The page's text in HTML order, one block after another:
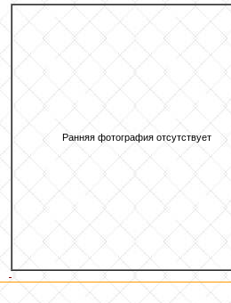
Ранняя фотография отсутствует